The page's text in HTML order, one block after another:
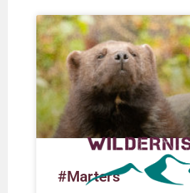
#Marters